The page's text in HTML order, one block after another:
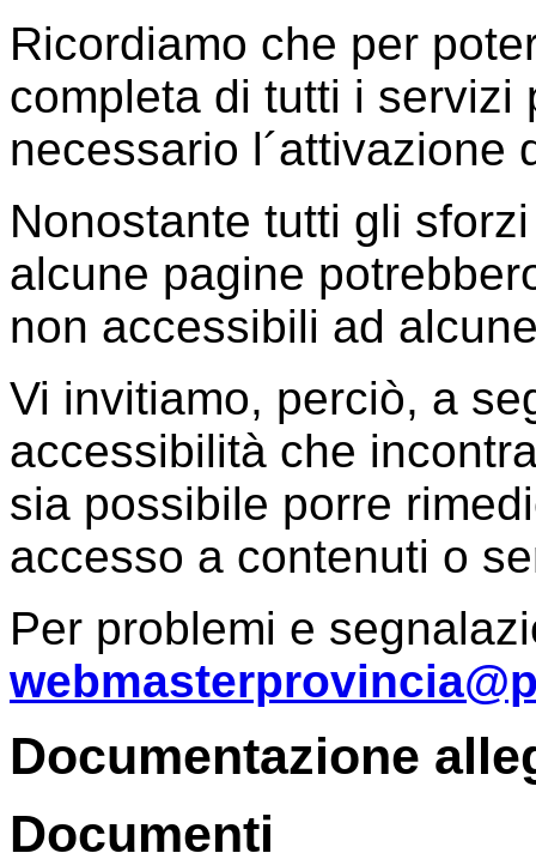
Ricordiamo che per
completa di tutti i servizi
necessario l´attivazione
Nonostante tutti gli
alcune pagine
non accessibili ad
Vi invitiamo, perciò, a
accessibilità che
sia possibile porre
accesso a contenuti o
Per problemi e
Documentazione
Documenti